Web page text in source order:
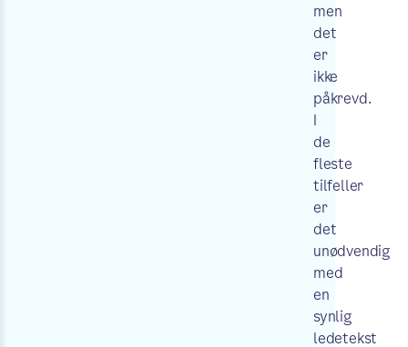
men
det
er
ikke
påkrevd.
I
de
fleste
tilfeller
er
det
unødvendig
med
en
synlig
ledetekst